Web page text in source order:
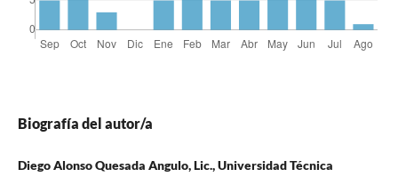
Biografía del autor/a
Diego Alonso Quesada Angulo, Lic., Universidad Técnica